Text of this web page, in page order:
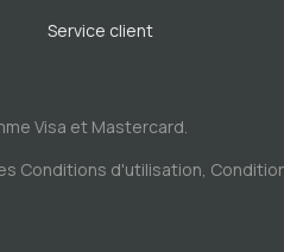
Service client
Visa et Mastercard.
Conditions d'utilisation,